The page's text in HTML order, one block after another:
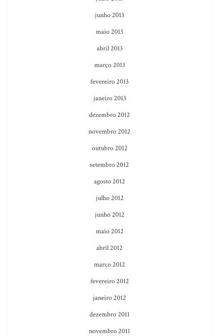
junho 2013
maio 2013
abril 2013
março 2013
fevereiro 2013
janeiro 2013
dezembro 2012
novembro 2012
outubro 2012
setembro 2012
agosto 2012
julho 2012
junho 2012
maio 2012
abril 2012
março 2012
fevereiro 2012
janeiro 2012
dezembro 2011
novembro 2011